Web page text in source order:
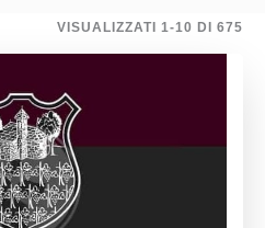
VISUALIZZATI 1-10 DI 675